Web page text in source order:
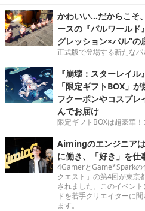
かわいい…だからこそ
ースの『パルワールド
グレッション×パル”の
正式版で登場する新たな
『崩壊：スターレイ
「限定ギフトBOX」
フクーポンやコスプレ
んでお届け
限定ギフトBOXは超豪華
Aimingのエンジニア
に働き、「好き」を仕
4GamerとGame*Sparkの
クエスト」の第4回が東京
されました。このイベン
ドを若手クリエイターに
ます。